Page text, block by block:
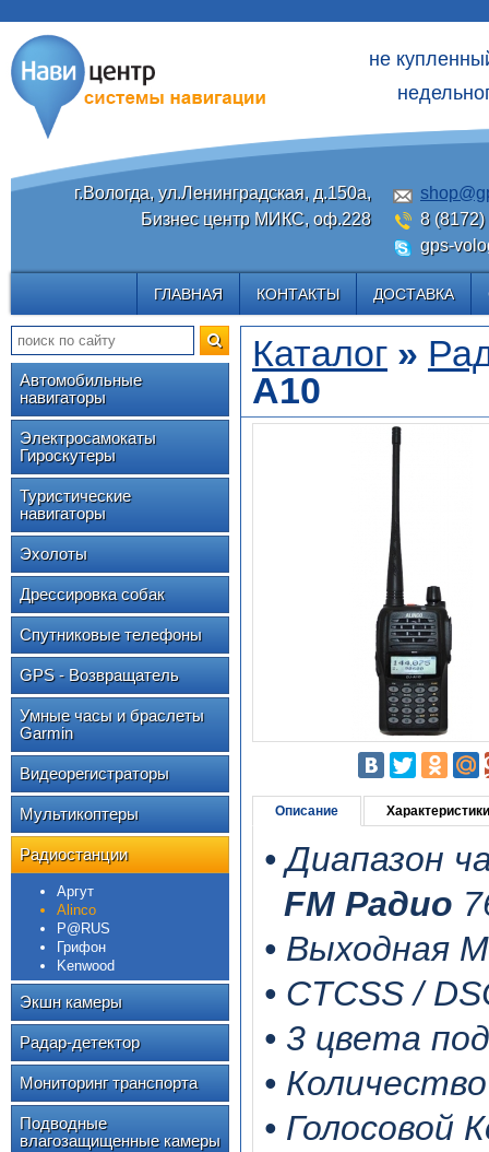
не
г.Вологда, ул.Ленинградская, д.150а,
Бизнес центр МИКС, оф.228
8 (8172)
gps-
ГЛАВНАЯ КОНТАКТЫ ДОСТАВКА
Автомобильные
навигаторы
Электросамокаты
Гироскутеры
Туристические
навигаторы
Эхолоты
Дрессировка собак
Спутниковые телефоны
GPS - Возвращатель
Умные часы и браслеты
Garmin
Видеорегистраторы
Мультикоптеры
Радиостанции
Аргут
Alinco
P@RUS
Грифон
Kenwood
Экшн камеры
Радар-детектор
Мониторинг транспорта
Подводные
влагозащищенные камеры
Каталог »
A10
Описание Характеристики
• Диапазон
FM Радио
• Выходная
• CTCSS /
• 3 цвета
•
• Голосовой